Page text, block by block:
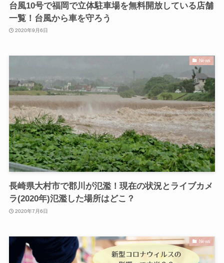
台風10号で福岡で立体駐車場を無料開放している店舗
一覧！台風から車を守ろう
2020年9月6日
News
長崎県大村市で郡川が氾濫！現在の状況とライブカメ
ラ(2020年)氾濫した場所はどこ？
2020年7月6日
News